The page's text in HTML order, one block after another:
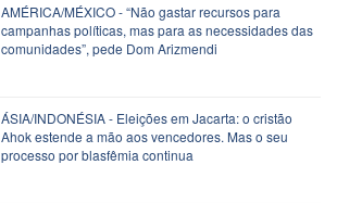
AMÉRICA/MÉXICO - “Não gastar recursos para
campanhas políticas, mas para as necessidades das
comunidades”, pede Dom Arizmendi
ÁSIA/INDONÉSIA - Eleições em Jacarta: o cristão
Ahok estende a mão aos vencedores. Mas o seu
processo por blasfêmia continua